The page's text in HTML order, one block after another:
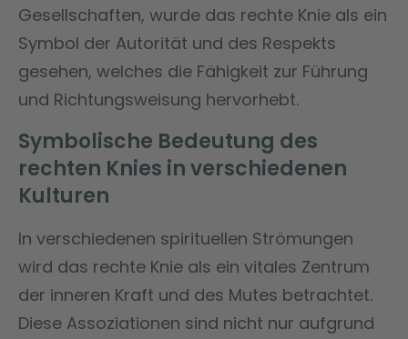
Gesellschaften, wurde das rechte Knie als ein
Symbol der Autorität und des Respekts
gesehen, welches die Fähigkeit zur Führung
und Richtungsweisung hervorhebt.
Symbolische Bedeutung des
rechten Knies in verschiedenen
Kulturen
In verschiedenen spirituellen Strömungen
wird das rechte Knie als ein vitales Zentrum
der inneren Kraft und des Mutes betrachtet.
Diese Assoziationen sind nicht nur aufgrund